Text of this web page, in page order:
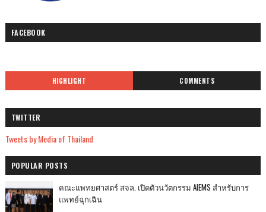
FACEBOOK
HIGHLIGHT COMMENTS
TWITTER
Tweets by Media of Thailand
POPULAR POSTS
คณะแพทยศาสตร์ สจล. เปิดตัวนวัตกรรม AIEMS สำหรับการ
แพทย์ฉุกเฉิน